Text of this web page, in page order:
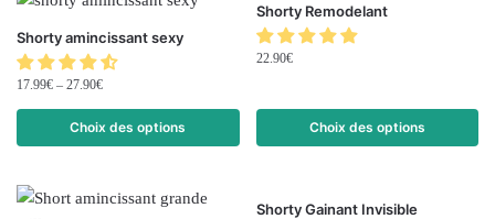
Shorty amincissant sexy
17.99€ – 27.90€
Choix des options
Shorty Remodelant
22.90€
Choix des options
Shorty Gainant Invisible